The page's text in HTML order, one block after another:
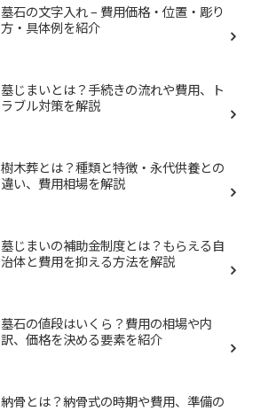
墓石の文字入れ – 費用価格・位置・彫り
方・具体例を紹介
墓じまいとは？手続きの流れや費用、ト
ラブル対策を解説
樹木葬とは？種類と特徴・永代供養との
違い、費用相場を解説
墓じまいの補助金制度とは？もらえる自
治体と費用を抑える方法を解説
墓石の値段はいくら？費用の相場や内
訳、価格を決める要素を紹介
納骨とは？納骨式の時期や費用、準備の